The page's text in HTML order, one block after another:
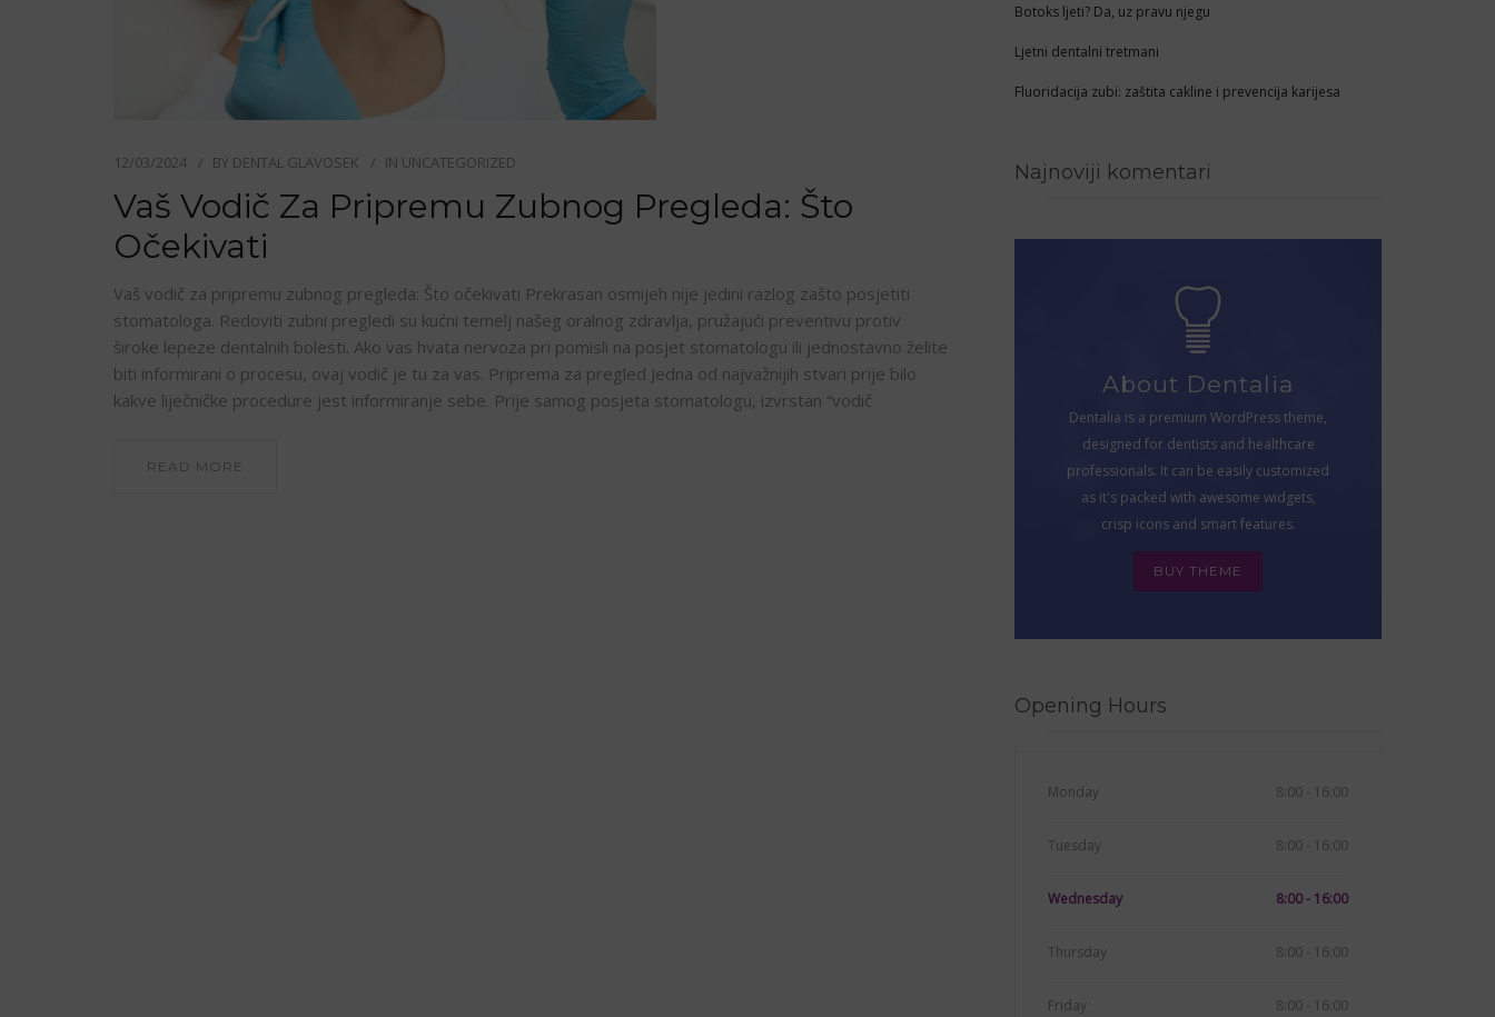
12/03/2024 BY DENTAL GLAVOSEK IN UNCATEGORIZED
Vaš Vodič Za Pripremu Zubnog Pregleda: Što
Očekivati
Vaš vodič za pripremu zubnog pregleda: Što očekivati Prekrasan osmijeh nije jedini razlog zašto posjetiti
stomatologa. Redoviti zubni pregledi su kućni temelj našeg oralnog zdravlja, pružajući preventivu protiv
široke lepeze dentalnih bolesti. Ako vas hvata nervoza pri pomisli na posjet stomatologu ili jednostavno želite
biti informirani o procesu, ovaj vodič je tu za vas. Priprema za pregled Jedna od najvažnijih stvari prije bilo
kakve liječničke procedure jest informiranje sebe. Prije samog posjeta stomatologu, izvrstan “vodič
READ MORE
Botoks ljeti? Da, uz pravu njegu
Ljetni dentalni tretmani
Fluoridacija zubi: zaštita cakline i prevencija karijesa
Najnoviji komentari
About Dentalia
Dentalia is a premium WordPress theme,
designed for dentists and healthcare
professionals. It can be easily customized
as it's packed with awesome widgets,
crisp icons and smart features.
BUY THEME
Opening Hours
Monday 8:00 - 16:00
Tuesday 8:00 - 16:00
Wednesday 8:00 - 16:00
Thursday 8:00 - 16:00
Friday 8:00 - 16:00